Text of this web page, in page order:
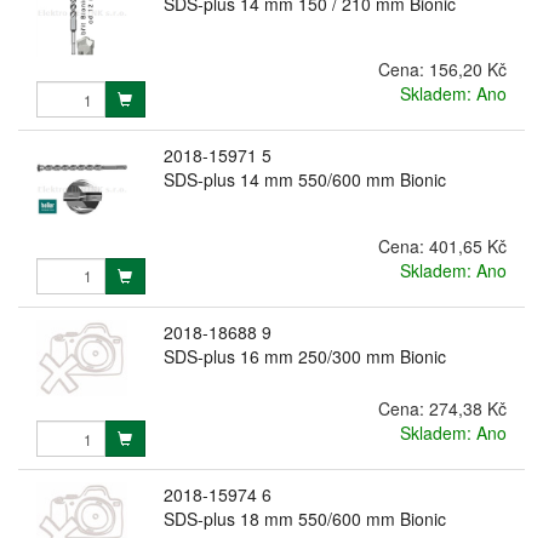
Cena: 156,20 Kč
Skladem: Ano
2018-15971 5
SDS-plus 14 mm 550/600 mm Bionic
Cena: 401,65 Kč
Skladem: Ano
2018-18688 9
SDS-plus 16 mm 250/300 mm Bionic
Cena: 274,38 Kč
Skladem: Ano
2018-15974 6
SDS-plus 18 mm 550/600 mm Bionic